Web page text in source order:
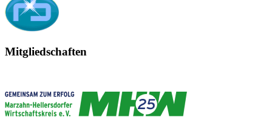
Mitgliedschaften